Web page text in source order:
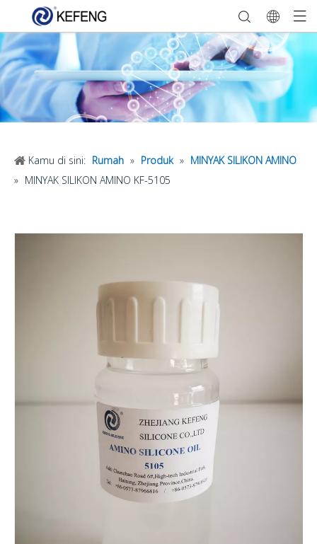
Kamu di sini: Rumah » Produk » MINYAK SILIKON AMINO
» MINYAK SILIKON AMINO KF-5105